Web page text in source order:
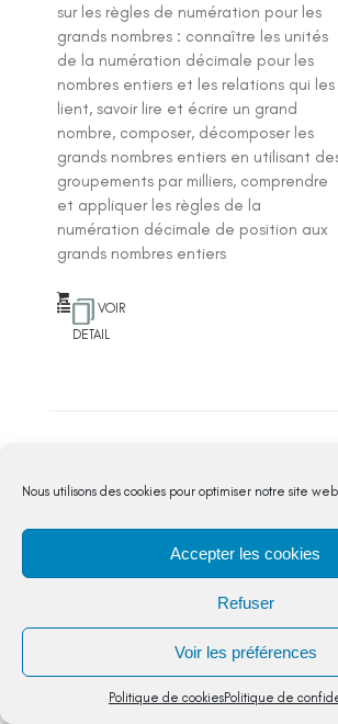
Nous utilisons des cookies pour optimiser notre site
Accepter les cookies
Refuser
Voir les préférences
Politique de cookiesPolitique de
sur les règles de numération pour les
grands nombres : connaître les unités
de la numération décimale pour les
nombres entiers et les relations qui les
lient, savoir lire et écrire un grand
nombre, composer, décomposer les
grands nombres entiers en utilisant
groupements par milliers, comprendre
et appliquer les règles de la
numération décimale de position aux
grands nombres entiers
VOIR
DETAIL
grands nombres
3 séances pour comparer
en utilisant les
numération décimale de
revoir la valeur
chacun...
5,00€